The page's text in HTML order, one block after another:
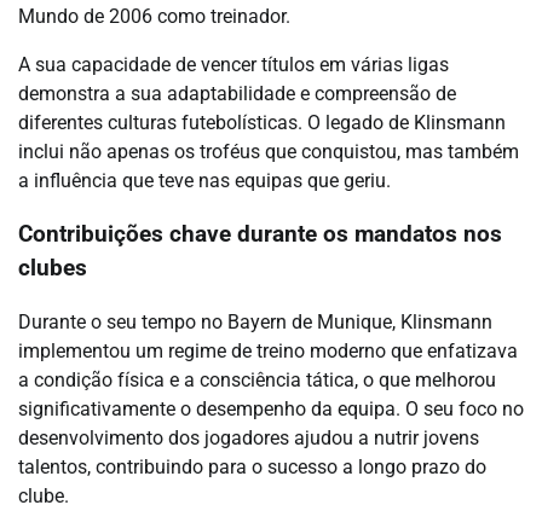
Mundo de 2006 como treinador.
A sua capacidade de vencer títulos em várias ligas
demonstra a sua adaptabilidade e compreensão de
diferentes culturas futebolísticas. O legado de Klinsmann
inclui não apenas os troféus que conquistou, mas também
a influência que teve nas equipas que geriu.
Contribuições chave durante os mandatos nos
clubes
Durante o seu tempo no Bayern de Munique, Klinsmann
implementou um regime de treino moderno que enfatizava
a condição física e a consciência tática, o que melhorou
significativamente o desempenho da equipa. O seu foco no
desenvolvimento dos jogadores ajudou a nutrir jovens
talentos, contribuindo para o sucesso a longo prazo do
clube.